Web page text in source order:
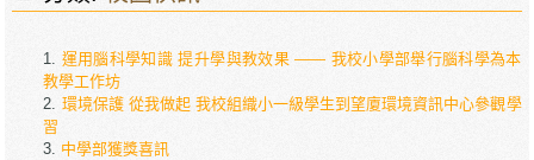
運用腦科學知識 提升學與教效果 —— 我校小學部舉行腦科學為本
教學工作坊
環境保護 從我做起 我校組織小一級學生到望廈環境資訊中心參觀學
習
中學部獲獎喜訊